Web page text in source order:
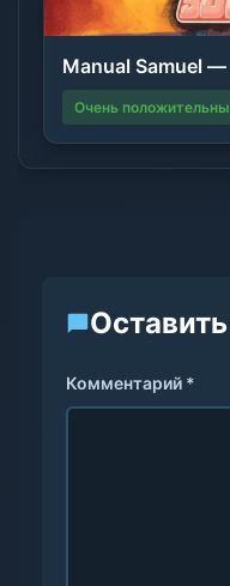
Manual Samuel
Очень
Комментарий *